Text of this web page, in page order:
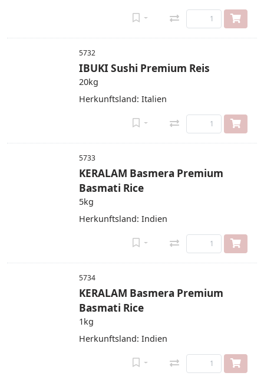
5732
IBUKI Sushi Premium Reis
20kg
Herkunftsland: Italien
5733
KERALAM Basmera Premium
Basmati Rice
5kg
Herkunftsland: Indien
5734
KERALAM Basmera Premium
Basmati Rice
1kg
Herkunftsland: Indien